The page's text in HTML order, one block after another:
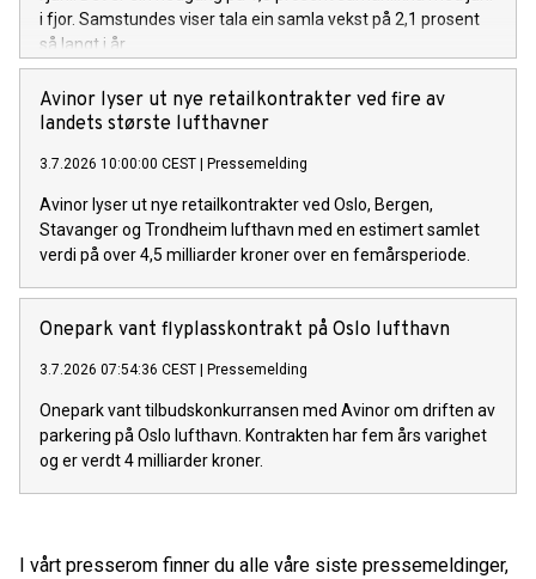
i fjor. Samstundes viser tala ein samla vekst på 2,1 prosent
så langt i år.
Avinor lyser ut nye retailkontrakter ved fire av
landets største lufthavner
3.7.2026 10:00:00 CEST Pressemelding
Avinor lyser ut nye retailkontrakter ved Oslo, Bergen,
Stavanger og Trondheim lufthavn med en estimert samlet
verdi på over 4,5 milliarder kroner over en femårsperiode.
Onepark vant flyplasskontrakt på Oslo lufthavn
3.7.2026 07:54:36 CEST Pressemelding
Onepark vant tilbudskonkurransen med Avinor om driften av
parkering på Oslo lufthavn. Kontrakten har fem års varighet
og er verdt 4 milliarder kroner.
I vårt presserom finner du alle våre siste pressemeldinger,